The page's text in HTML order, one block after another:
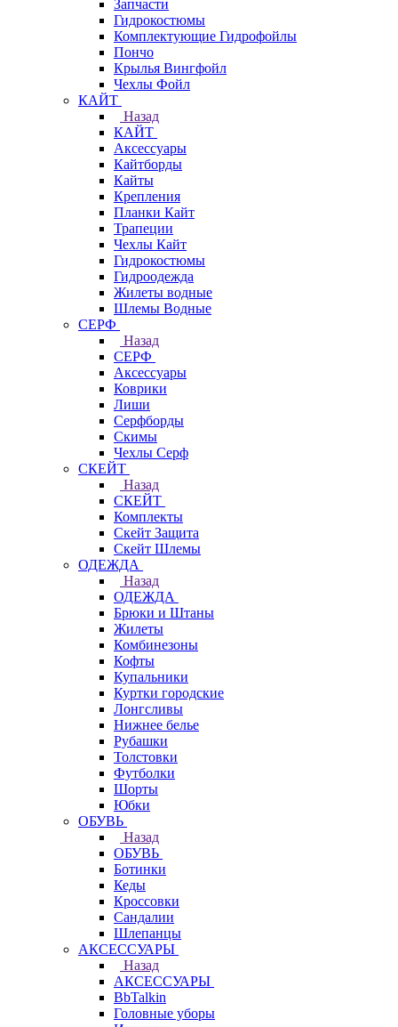
Запчасти
Гидрокостюмы
Комплектующие Гидрофойлы
Пончо
Крылья Вингфойл
Чехлы Фойл
КАЙТ
Назад
КАЙТ
Аксессуары
Кайтборды
Кайты
Крепления
Планки Кайт
Трапеции
Чехлы Кайт
Гидрокостюмы
Гидроодежда
Жилеты водные
Шлемы Водные
СЕРФ
Назад
СЕРФ
Аксессуары
Коврики
Лиши
Серфборды
Скимы
Чехлы Cерф
СКЕЙТ
Назад
СКЕЙТ
Комплекты
Скейт Защита
Скейт Шлемы
ОДЕЖДА
Назад
ОДЕЖДА
Брюки и Штаны
Жилеты
Комбинезоны
Кофты
Купальники
Куртки городские
Лонгсливы
Нижнее белье
Рубашки
Толстовки
Футболки
Шорты
Юбки
ОБУВЬ
Назад
ОБУВЬ
Ботинки
Кеды
Кроссовки
Сандалии
Шлепанцы
АКСЕССУАРЫ
Назад
АКСЕССУАРЫ
BbTalkin
Головные уборы